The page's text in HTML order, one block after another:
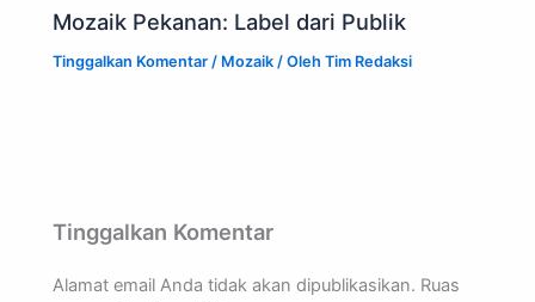
Mozaik Pekanan: Label dari Publik
Tinggalkan Komentar / Mozaik / OlehTim Redaksi
Tinggalkan Komentar
Alamat email Anda tidak akan dipublikasikan. Ruas